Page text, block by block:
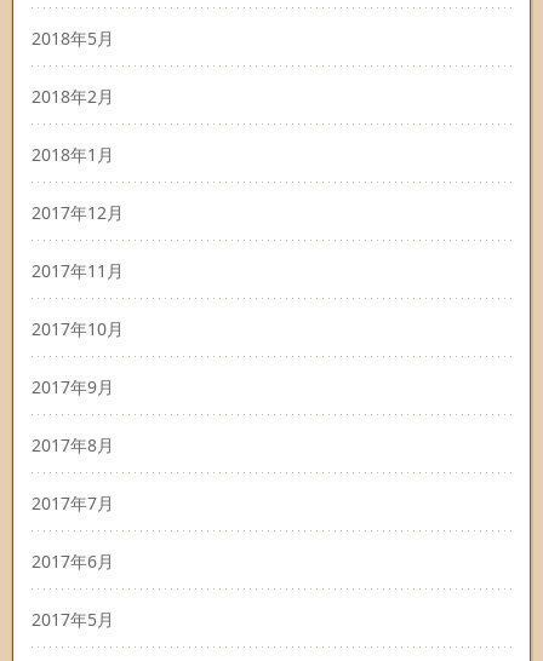
2018年5月
2018年2月
2018年1月
2017年12月
2017年11月
2017年10月
2017年9月
2017年8月
2017年7月
2017年6月
2017年5月